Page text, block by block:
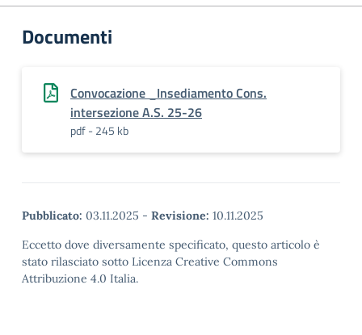
Documenti
Convocazione _Insediamento Cons.
intersezione A.S. 25-26
pdf - 245 kb
Pubblicato: 03.11.2025 - Revisione: 10.11.2025
Eccetto dove diversamente specificato, questo articolo è
stato rilasciato sotto Licenza Creative Commons
Attribuzione 4.0 Italia.